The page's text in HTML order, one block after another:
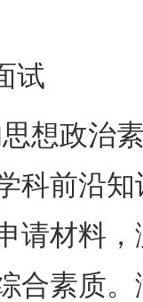
试
想政治
科前沿
请材料
合素质。